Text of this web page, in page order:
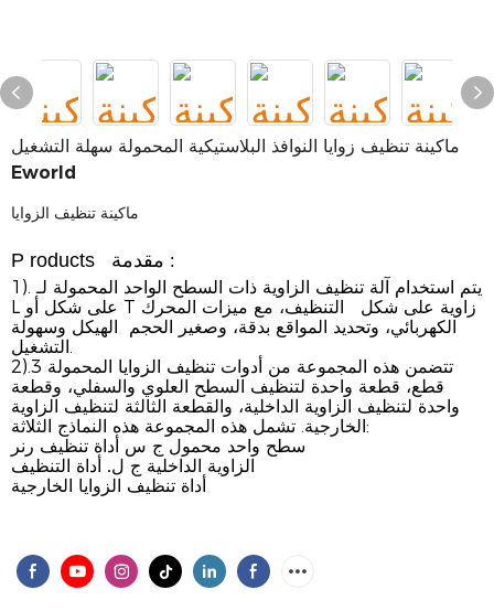
ماكينة تنظيف زوايا النوافذ البلاستيكية المحمولة سهلة التشغيل
Eworld
ماكينة تنظيف الزوايا
P roducts :
1). يتم استخدام آلة تنظيف الزاوية ذات السطح الواحد المحمولة لـ
L على شكل أو T زاوية على شكل التنظيف، مع ميزات المحرك
الكهربائي، وتحديد المواقع بدقة، وصغير الحجم الهيكل وسهولة
التشغيل.
2).تتضمن هذه المجموعة من أدوات تنظيف الزوايا المحمولة 3
قطع، قطعة واحدة لتنظيف السطح العلوي والسفلي، وقطعة
واحدة لتنظيف الزاوية الداخلية، والقطعة الثالثة لتنظيف الزاوية
الخارجية. تشمل هذه المجموعة هذه النماذج الثلاثة:
سطح واحد محمول ج س
الزاوية الداخلية ج ل.